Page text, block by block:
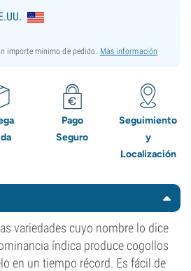
importe mínimo de pedido. Más información
Pago
Seguro
Seguimiento
y
Localización
variedades cuyo nombre lo dice
índica produce cogollos
en un tiempo récord. Es fácil de